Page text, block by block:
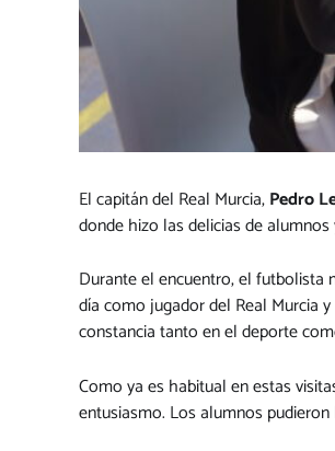
El capitán del Real Murcia,Pedro
donde hizo las delicias de
Durante el encuentro, el futbolista
día como jugador del Real Murcia
constancia tanto en el deporte
Como ya es habitual en estas
entusiasmo. Los alumnos